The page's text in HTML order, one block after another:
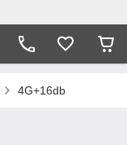
4G+16db